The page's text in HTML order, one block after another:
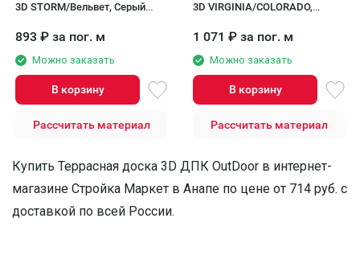
3D STORM/Вельвет, Серый
893 ₽ за пог. м
Можно заказать
В корзину
Рассчитать материал
3D VIRGINIA/COLORADO,
1 071 ₽ за пог. м
Можно заказать
В корзину
Рассчитать материал
Купить Террасная доска 3D ДПК OutDoor в интернет-
магазине Стройка Маркет в Анапе по цене от 714 руб. с
доставкой по всей России.